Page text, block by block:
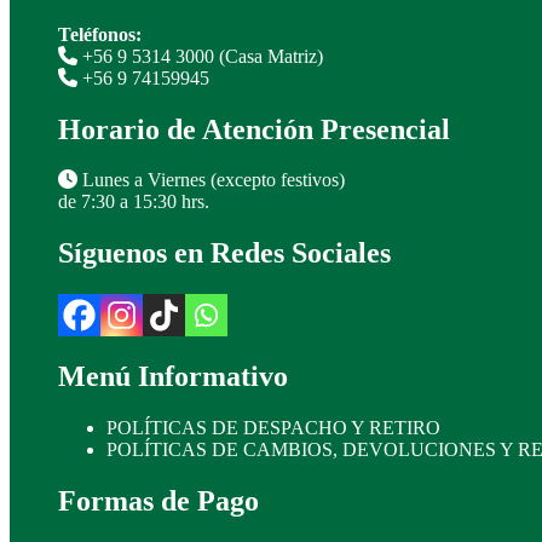
Teléfonos:
+56 9 5314 3000 (Casa Matriz)
+56 9 74159945
Horario de Atención Presencial
Lunes a Viernes (excepto festivos)
de 7:30 a 15:30 hrs.
Síguenos en Redes Sociales
Menú Informativo
POLÍTICAS DE DESPACHO Y RETIRO
POLÍTICAS DE CAMBIOS, DEVOLUCIONES Y
Formas de Pago